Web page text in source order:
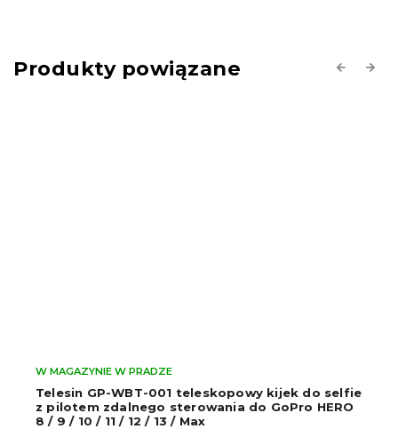
Produkty powiązane Previous
Telesin GP-WBT-001 teleskopowy kijek do selfie
z pilotem zdalnego sterowania do GoPro HERO
8 / 9 / 10 / 11 / 12 / 13 / Max
W MAGAZYNIE W PRADZE
Next